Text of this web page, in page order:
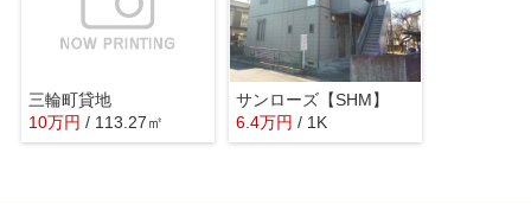
三輪町貸地
10万円 / 113.27㎡
サンローズ【SHM】
6.4万円 / 1K